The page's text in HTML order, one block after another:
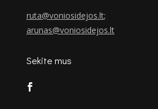
ruta@voniosidejos.lt;
arunas@voniosidejos.lt
Sekite mus